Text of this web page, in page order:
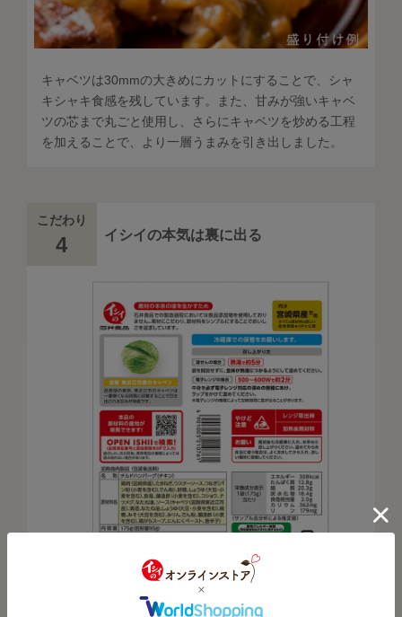
キャベツは30mmの大きめにカットにすることで、シャ
キシャキ食感を残しています。また、甘みが強いキャベ
ツの芯まで丸ごと使用し、さらにキャベツを炒める工程
を加えることで、より一層うまみを引き出しました。
こだわり
4 イシイの本気は裏に出る